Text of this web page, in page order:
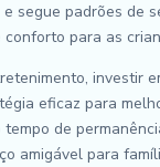
segue padrões de
para as
investir
eficaz para
de
amigável para